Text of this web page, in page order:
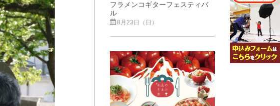
フラメンコギターフェスティバ
ル
8月23日（日）